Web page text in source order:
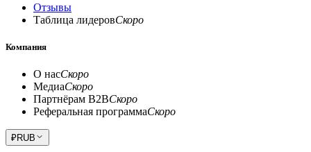
Отзывы
Таблица лидеровСкоро
Компания
О насСкоро
МедиаСкоро
Партнёрам B2BСкоро
Реферальная программаСкоро
₽RUB